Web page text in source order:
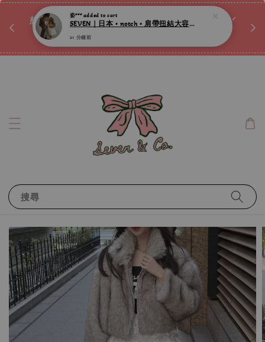
想訂製屬於自己的『水晶手鍊』嗎ꕀ♡ 私訊我們.ᐟ.ᐟ
📣Instagram 這邊按下去
搜尋
SEVEN｜日本 • notch • 肩帶扭結大容量微光澤肩背包 ღ
21 分鐘前